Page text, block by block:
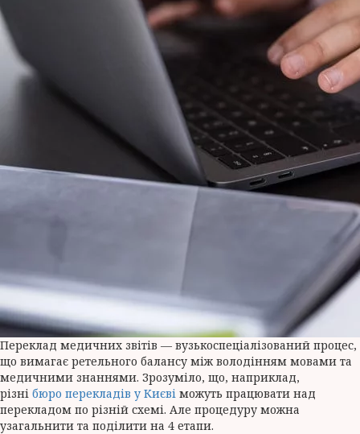
Переклад медичних звітів — вузькоспеціалізований процес,
що вимагає ретельного балансу між володінням мовами та
медичними знаннями. Зрозуміло, що, наприклад,
різні бюро перекладів у Києві можуть працювати над
перекладом по різній схемі. Але процедуру можна
узагальнити та поділити на 4 етапи.